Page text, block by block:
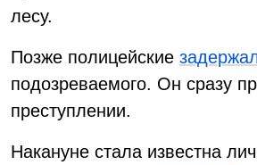
лесу.
Позже полицейские
подозреваемого. Он сразу
преступлении.
Накануне стала известна